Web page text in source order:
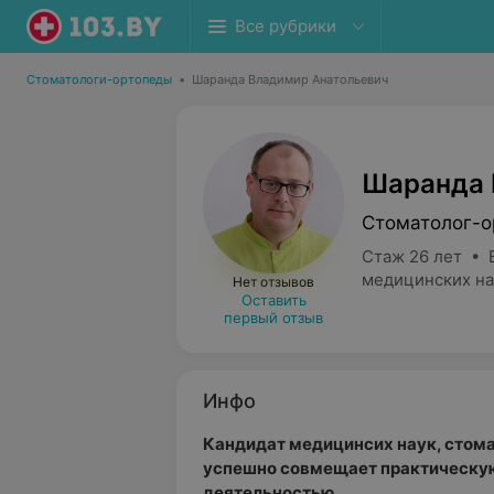
Все рубрики
Стоматологи-ортопеды • Шаранда Владимир Анатольевич
Нет отзывов
Оставить
первый отзыв
Шаранда
Стоматолог-
Стаж 26 лет •
медицинских
Инфо
Кандидат медицинсих наук,
успешно совмещает